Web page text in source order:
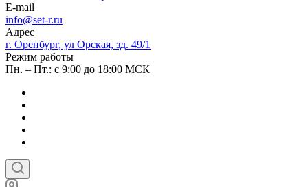
E-mail
info@set-r.ru
Адрес
г. Оренбург, ул Орская, зд. 49/1
Режим работы
Пн. – Пт.: с 9:00 до 18:00 МСК